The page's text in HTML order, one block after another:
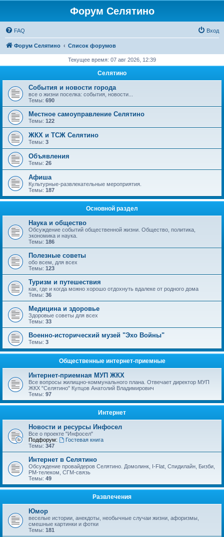
Форум Селятино
FAQ Вход
Форум Селятино Список форумов
Текущее время: 07 авг 2026, 12:39
Селятино
События и новости города
все о жизни поселка: события, новости...
Темы: 690
Местное самоуправление Селятино
Темы: 122
ЖКХ и ТСЖ Селятино
Темы: 3
Объявления
Темы: 26
Афиша
Культурные-развлекательные мероприятия.
Темы: 187
Основной раздел
Наука и общество
Обсуждение событий общественной жизни. Общество, политика,
экономика и наука.
Темы: 186
Полезные советы
обо всем, для всех
Темы: 123
Туризм и путешествия
как, где и когда можно хорошо отдохнуть вдалеке от родного дома
Темы: 36
Медицина и здоровье
Здоровые советы для всех
Темы: 33
Военно-исторический музей "Эхо Войны"
Темы: 3
Общественные интернет-приемные
Интернет-приемная МУП ЖКХ
Все вопросы жилищно-коммунального плана. Отвечает директор МУП
ЖКХ "Селятино" Купцов Анатолий Владимирович
Темы: 97
Интернет
Новости и ресурсы Инфосел
Все о проекте "Инфосел"
Подфорум:
Гостевая книга
Темы: 347
Интернет в Селятино
Обсуждение провайдеров Селятино. Домолинк, I-Flat, Спидилайн, Бизби,
РМ-телеком, СГМ-связь
Темы: 49
Развлечения
Юмор
веселые истории, анекдоты, необычные случаи жизни, афоризмы,
смешные картинки и фотки
Темы: 181